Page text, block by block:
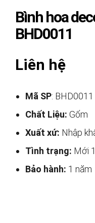
Bình hoa
BHD0011
Liên hệ
Mã SP: BHD0011
Chất Liệu: Gốm
Xuất xứ: Nhập
Tình trạng: Mới
Bảo hành: 1 năm